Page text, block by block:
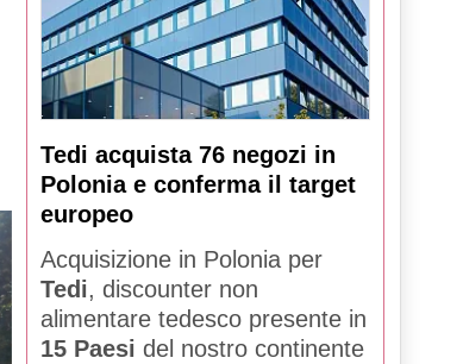
Tedi acquista 76 negozi in
Polonia e conferma il target
europeo
Acquisizione in Polonia per
Tedi, discounter non
alimentare tedesco presente in
15 Paesi del nostro continente